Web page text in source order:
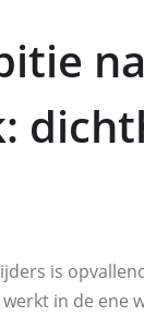
is
in de ene